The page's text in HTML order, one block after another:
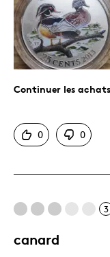
Motif attrayant
Très bonne qualité
Les meilleures
Continuer les achats
0 0
3
canard